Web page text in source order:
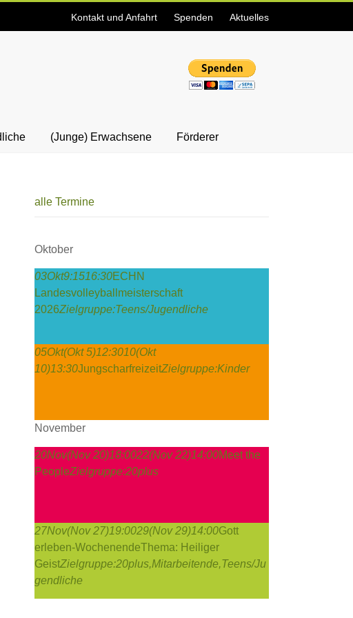
Kontakt und Anfahrt Spenden Aktuelles
(Junge) Erwachsene Förderer
alle Termine
Oktober
03Okt9:1516:30ECHN
Landesvolleyballmeisterschaft
2026Zielgruppe:Teens/Jugendliche
05Okt(Okt 5)12:3010(Okt
10)13:30JungscharfreizeitZielgruppe:Kinder
November
20Nov(Nov 20)18:0022(Nov 22)14:00Meet the
PeopleZielgruppe:20plus
27Nov(Nov 27)19:0029(Nov 29)14:00Gott
erleben-WochenendeThema: Heiliger
GeistZielgruppe:20plus,Mitarbeitende,Teens/Ju
gendliche